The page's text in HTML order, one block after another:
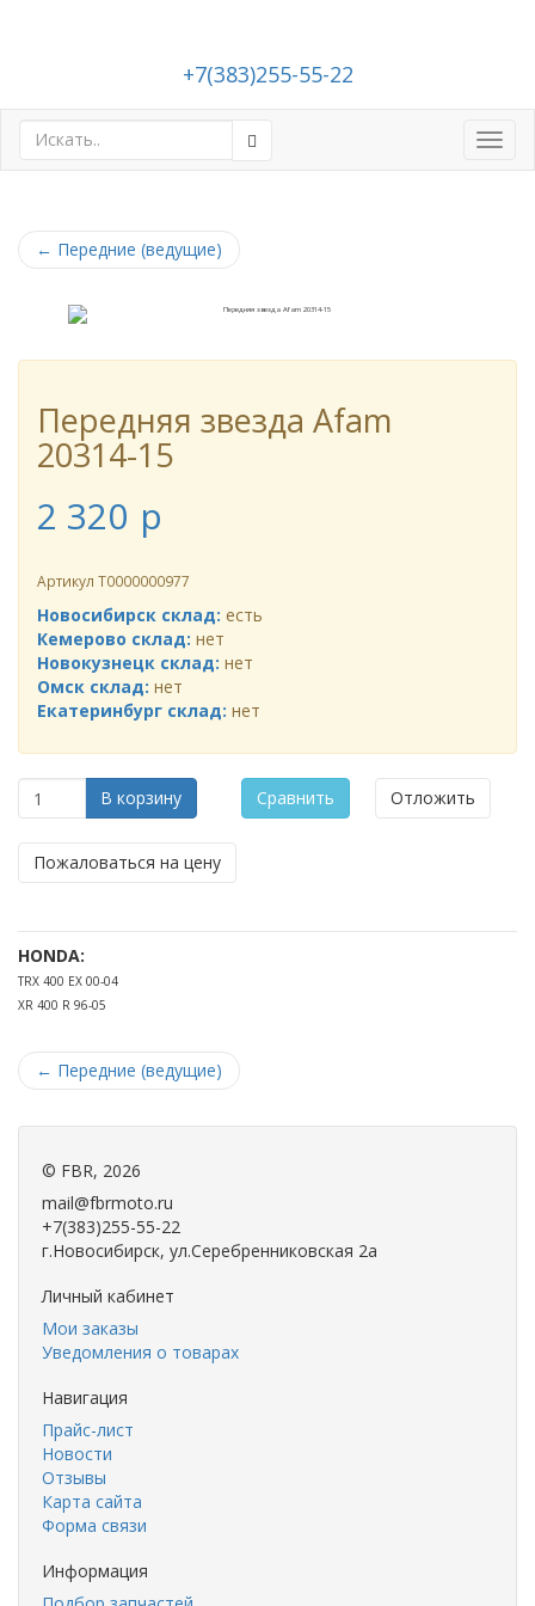
+7(383)255-55-22
← Передние (ведущие)
Передняя звезда Afam
20314-15
2 320 p
Артикул Т0000000977
Новосибирск склад: есть
Кемерово склад: нет
Новокузнецк склад: нет
Омск склад: нет
Екатеринбург склад: нет
В корзину Сравнить Отложить
Пожаловаться на цену
HONDA:
TRX 400 EX 00-04
XR 400 R 96-05
← Передние (ведущие)
© FBR, 2026
mail@fbrmoto.ru
+7(383)255-55-22
г.Новосибирск, ул.Серебренниковская 2а
Личный кабинет
Мои заказы
Уведомления о товарах
Навигация
Прайс-лист
Новости
Отзывы
Карта сайта
Форма связи
Информация